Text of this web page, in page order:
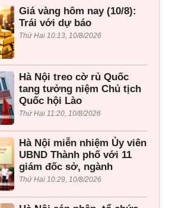
Giá vàng hôm nay (10/8):
Trái với dự báo
Thứ Hai 10:13, 10/8/2026
Hà Nội treo cờ rủ Quốc
tang tưởng niệm Chủ tịch
Quốc hội Lào
Thứ Hai 11:20, 10/8/2026
Hà Nội miễn nhiệm Ủy viên
UBND Thành phố với 11
giám đốc sở, ngành
Thứ Hai 10:29, 10/8/2026